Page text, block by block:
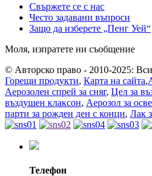
Свържете се с нас
Често задавани въпроси
Защо да изберете „Пенг Уей“
Моля, изпратете ни съобщение
© Авторско право - 2010-2025:
Горещи продукти, Карта на сайта,
Аерозолен спрей за сняг, Цел за
въздушен клаксон, Аерозол за
парти за рожден ден с конци, Лак
Телефон